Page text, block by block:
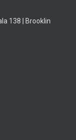
138 | Brooklin